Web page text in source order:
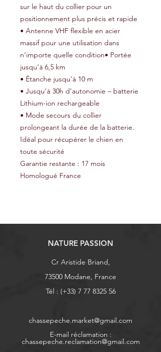
sur le haut du collier pour un
positionnement plus précis et rapide
• Antenne VHF flexible en acier
massif pour une utilisation dans
n’importe quelle condition• Portée
jusqu’à 6,5 km
• Étanche jusqu’à 10 m
• Jusqu’à 30h d’autonomie – batterie
Lithium-ion rechargeable
• Mode secours du collier
prolongeant la durée de la batterie.
Idéal pour récupérer le chien en
toute sécurité
Garantie restante : 17 mois
Homologué France
NATURE PASSION
Cr Aristide Briand,
73500 Modane, France
Tél : (+33) 7 77 8325 56
chassepeche.market@gmail.com
E-mail réclamation :
chassepeche.reclamation@gmail.com